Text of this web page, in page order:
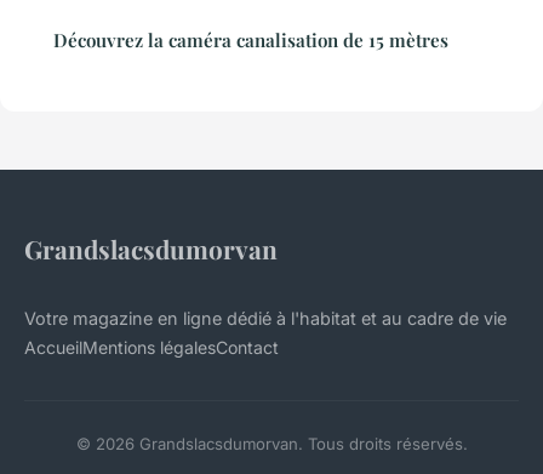
Découvrez la caméra canalisation de 15 mètres
Grandslacsdumorvan
Votre magazine en ligne dédié à l'habitat et au cadre de vie
AccueilMentions légalesContact
© 2026 Grandslacsdumorvan. Tous droits réservés.